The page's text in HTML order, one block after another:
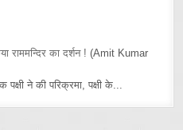
राममन्दिर का दर्शन ! (Amit Kumar
ने की परिक्रमा, पक्षी के...